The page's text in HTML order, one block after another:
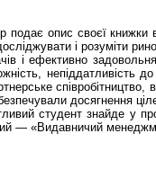
подає опис своєї книжки
і розуміти
і ефективно
співробітництво,
досягнення
студент знайде у
— «Видавничий